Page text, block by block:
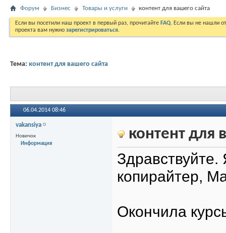
Форум Бизнес Товары и услуги контент для вашего сайта
Если вы посетили наш проект в первый раз, прочитайте FAQ. Если вы не нашли
проекта вам нужно зарегистрироваться.
Тема: контент для вашего сайта
06.04.2014 08:46
vakansiya
Новичок
Информация
контент для
копирайтер,
Окончила